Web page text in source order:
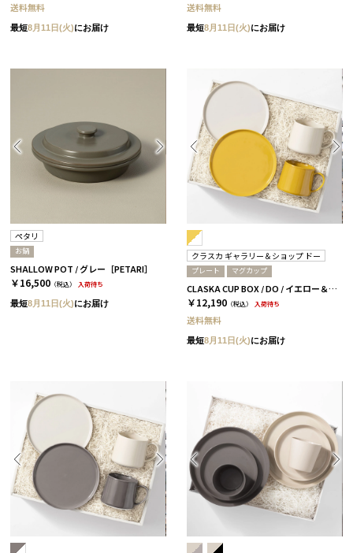
送料無料
最短8月11日(火)にお届け
送料無料
最短8月11日(火)にお届け
ペタリ
お鍋
SHALLOW POT / グレー［PETARI］
￥16,500 （税込） 入荷待ち
最短8月11日(火)にお届け
クラスカ ギャラリー＆ショップ ドー
プレート マグカップ
CLASKA CUP BOX / DO / イエロー＆ホワイト［クラスカ ギャラリー＆ショップ ドー］
￥12,190 （税込） 入荷待ち
送料無料
最短8月11日(火)にお届け